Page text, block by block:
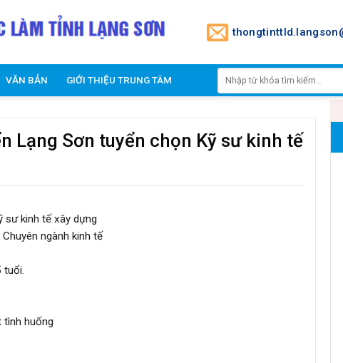
VĂN BẢN GIỚI THIỆU TRUNG TÂM
Lạng Sơn tuyển chọn Kỹ sư kinh tế
sư kinh tế xây dựng
ngành kinh tế
tuổi.
tình huống